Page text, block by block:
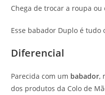
Chega de trocar a roupa
Esse babador Duplo é tudo
Diferencial
Parecida com um babador,
dos produtos da Colo de